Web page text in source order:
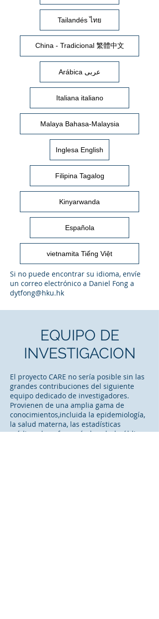
Tailandés ไทย
China - Tradicional 繁體中文
Arábica عربى
Italiana italiano
Malaya Bahasa-Malaysia
Inglesa English
Filipina Tagalog
Kinyarwanda
Española
vietnamita Tiếng Việt
Si no puede encontrar su idioma, envíe
un correo electrónico a Daniel Fong a
dytfong@hku.hk
EQUIPO DE
INVESTIGACION
El proyecto CARE no sería posible sin las
grandes contribuciones del siguiente
equipo dedicado de investigadores.
Provienen de una amplia gama de
conocimientos,incluida la epidemiología,
la salud materna, las estadísticas
médicas, la enfermería, la salud pública,